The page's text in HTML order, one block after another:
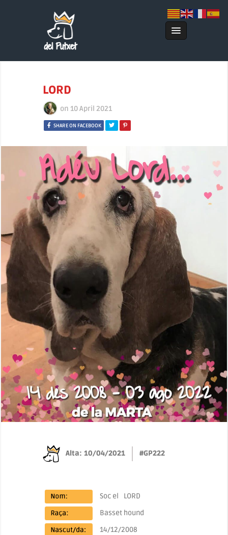
LORD
on 10 April 2021
SHARE ON FACEBOOK
Alta: 10/04/2021 #GP222
Soc el
LORD
Basset hound
14/12/2008